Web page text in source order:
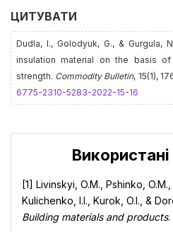
ЦИТУВАТИ
Dudla, І., Golodyuk, G., & Gurgula,
insulation material on the basis
strength. Commodity Bulletin, 15(1),
6775-2310-5283-2022-15-16
[1] Livinskyi, O.M., Pshinko,
Kulichenko, I.I., Kurok, O.I., &
Building materials and products.